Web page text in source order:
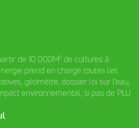
de 10 000M² de cultures à
prend en charge toutes les
géomètre, dossier loi sur l’eau,
environnemental, si pas de PLU